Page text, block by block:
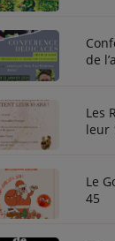
de
Les
leur
Le
45